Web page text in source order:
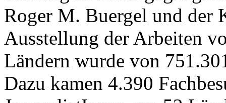
Roger M. Buergel und der
Ausstellung der Arbeiten
Ländern wurde von
Dazu kamen 4.390